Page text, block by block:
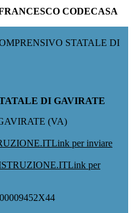
CODECASA
STATALE DI
DI GAVIRATE
(VA)
Link per inviare
Link per